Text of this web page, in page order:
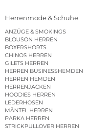
Herrenmode & Schuhe
ANZÜGE & SMOKINGS
BLOUSON HERREN
BOXERSHORTS
CHINOS HERREN
GILETS HERREN
HERREN BUSINESSHEMDEN
HERREN HEMDEN
HERRENJACKEN
HOODIES HERREN
LEDERHOSEN
MÄNTEL HERREN
PARKA HERREN
STRICKPULLOVER HERREN